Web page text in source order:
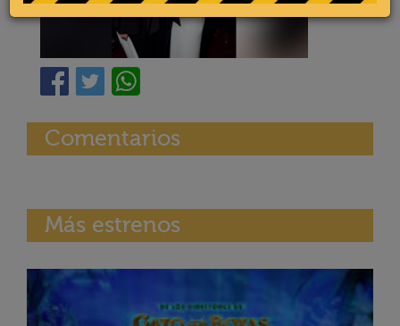
Comentarios
Más estrenos